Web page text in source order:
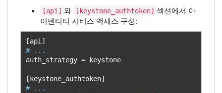
[api] 와 [keystone_authtoken] 섹션에서 아
이덴티티 서비스 액세스 구성:
[api ]
# ...
auth_strategy = keystone
[ keystone_authtoken]
# ...